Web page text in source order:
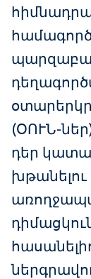
(ՕՈՒՆ-
դեր
խթանելու